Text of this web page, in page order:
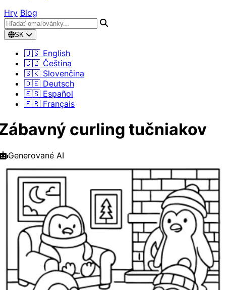
Hry Blog
SK
🇺🇸 English
🇨🇿 Čeština
🇸🇰 Slovenčina
🇩🇪 Deutsch
🇪🇸 Español
🇫🇷 Français
curling tučniakov
Generované AI